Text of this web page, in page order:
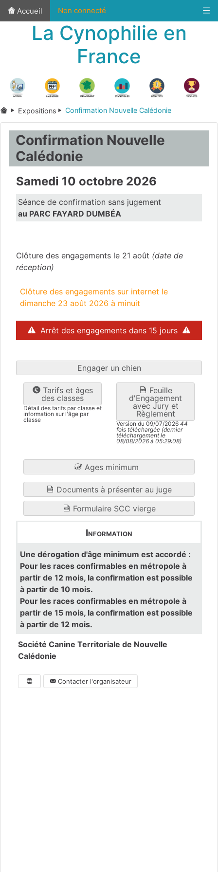
Accueil Non connecté
La Cynophilie en
France
Expositions Confirmation Nouvelle Calédonie
Confirmation Nouvelle
Calédonie
Samedi 10 octobre 2026
Séance de confirmation sans jugement
au PARC FAYARD DUMBÉA
Clôture des engagements le 21 août (date de
réception)
Clôture des engagements sur internet le
dimanche 23 août 2026 à minuit
Arrêt des engagements dans 15 jours
Engager un chien
Tarifs et âges
des classes
Détail des tarifs par classe et
information sur l'âge par
classe
Feuille
d'Engagement
avec Jury et
Règlement
Version du 09/07/2026 44
fois téléchargée (dernier
téléchargement le
08/08/2026 à 05:29:08)
Ages minimum
Documents à présenter au juge
Formulaire SCC vierge
Information
Une dérogation d'âge minimum est accordé :
Pour les races confirmables en métropole à
partir de 12 mois, la confirmation est possible
à partir de 10 mois.
Pour les races confirmables en métropole à
partir de 15 mois, la confirmation est possible
à partir de 12 mois.
Société Canine Territoriale de Nouvelle
Calédonie
Contacter l'organisateur